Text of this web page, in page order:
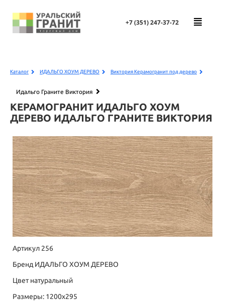
+7 (351)247-37-72
Каталог ИДАЛЬГО ХОУМ ДЕРЕВО Виктория Керамогранит под дерево
Идальго Граните Виктория
КЕРАМОГРАНИТ ИДАЛЬГО ХОУМ
ДЕРЕВО ИДАЛЬГО ГРАНИТЕ ВИКТОРИЯ
Артикул 256
Бренд ИДАЛЬГО ХОУМ ДЕРЕВО
Цвет натуральный
Размеры: 1200х295